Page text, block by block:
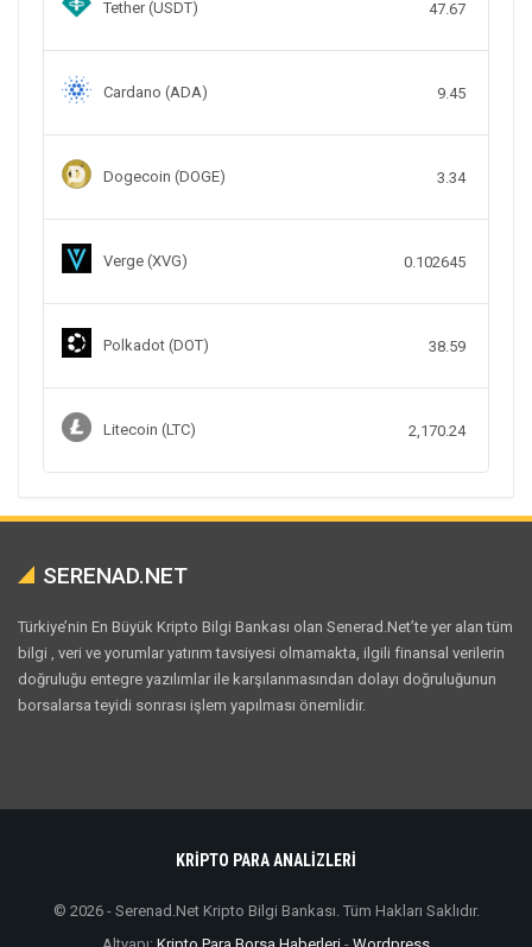
Tether (USDT) 47.67
Cardano (ADA) 9.45
Dogecoin (DOGE) 3.34
Verge (XVG) 0.102645
Polkadot (DOT) 38.59
Litecoin (LTC) 2,170.24
SERENAD.NET
Türkiye’nin En Büyük Kripto Bilgi Bankası olan Senerad.Net’te yer alan tüm
bilgi , veri ve yorumlar yatırım tavsiyesi olmamakta, ilgili finansal verilerin
doğruluğu entegre yazılımlar ile karşılanmasından dolayı doğruluğunun
borsalarsa teyidi sonrası işlem yapılması önemlidir.
KRİPTO PARA ANALİZLERİ
© 2026 - Serenad.Net Kripto Bilgi Bankası. Tüm Hakları Saklıdır.